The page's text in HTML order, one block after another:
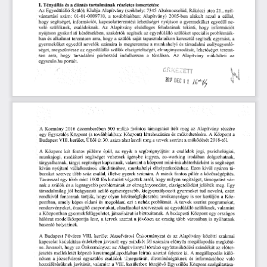
I.   Tényállás
  és
  a döntés
tartalmának
  részletes
  ismertetése
Az
  Egyedülálló
  Szülők
  Klubja
Alapítvány
  (székhely:
  7345
  Alsómocsolád,
  Rákóczi
  utca
  21.,
  nyil-
vántartási
  szám:
  01-01-0009710,
   a
  továbbiakban:
  Alapítvány)
  2005-ben
  alakult
  azzal
  a
  céllal,
hogy
  segítséget,
  információt,
  kapcsolatteremtési
  lehetőséget
  nyújtson
  a  gyermeküket
  egyedül
  ne-
velő
   szülőknek,
   családoknak.
  Az
  Alapítvány
   elsődleges
   feladatának
  tekinti,
  hogy
   információt
nyújtson
  gyakorlati
  kérdésekben,
  szakértők
  segítsék
  az
egyedülálló
  szülőket
  speciális
  problémáik-
ban
  és
  alkalmat
  teremtsen
  arra,
  hogy
  a  szülők
  saját
  tapasztalataikon
  keresztül
  segítsék
  egymást,
  a
gyermeküket
  egyedül
  nevelők
  számára
  is
  megteremtse
  a  munkahelyi
  és
  társadalmi
  esélyegyenlő-
séget,
  megszüntesse
  az
  egyedülálló
  szülők
  elszigeteltségét,
  elmagányosodását,
  lehetőséget
  teremt-
sen
   arra,
   hogy
   társadalmi
   párbeszéd
   indulhasson
   a
   témában.
   Az
   Alapítvány
   működteti
   az
egyszulo.hu
  portált.
A  Kormány
  2016
  decemberében
  500
  millió
  forintos
  támogatást
  ítélt
  meg
  az
  Alapítvány
  részére
egy
  Egyszülős
  Központ
  (a
  továbbiakban:
  Központ)
  létrehozására
  és
  működtetésére.
  A
  Központ
  a
Budapest
  VIII.
kerület, Üllői
  út
30.
  szám
  alatt
kezdi meg
  a tervek
  szerint
  a működését
  2018-tól.
A  Központ
  két
  fontos
  pillérre
  épül,
  az
  egyik
  a
  segítségnyújtás:
  a
  családok
  jogi,
   pszichológiai,
munkajogi,
  mediátori
   segítséget
  vehetnek
  igénybe
  ingyen,
  co-working
  irodában
   dolgozhatnak,
tárgyalhatnak,
  tárgyi
  segítséget
  kaphatnak,
  valamint
  a központ
  mini-inkubátorházként
  is
  segítséget
kíván
  nyújtani
  vállalkozások
  elindításához,
  munkahelyi
  elhelyezkedéshez.
  Ezen
  kívül
  nyáron
  tá-
borokat
  szervez
  több
  száz
  család,
  illetve
  gyerek
  számára.
  A
  másik
  fontos
pillér
  a  közösségépítés.
Tavasszal
  egy
  több
  mint
  1000
fős kutatást
  végeztek
  arról,
hogy
  milyen
  segítséget,
  támogatást
  vár-
nak
  a  szülők
  és
  a  legnagyobb
  problémának
  az
  elmagányosodást,
  elszigetelődést
  jelölték
  meg.
  Egy
társadalmilag
  jól
  beágyazott
  szülő
  egészségesebb,
  kiegyensúlyozott
  gyermeket
  tud
  nevelni,
  ezért
rendkívül
  fontosnak
  tartják,
  hogy
  olyan
  közösségfejlesztési
  tevékenységre
  is
  sor
  kerüljön
  a  Köz-
pontban,
  amely
  képes
  oldani
  és
  megoldani
  ezt
  a  nehéz
  problémát.
  A
  tervek
  szerint
  programokat,
rendezvényeket,
  önsegítő
  csoportokat,
  előadásokat
  szerveznek
  az
  egyedülálló
  szülőknek,
  valamint
a  Központban
  gyermekfelügyeletet,
játszóházat
  is
biztosítanak.
  A
  budapesti
  Központ
  egy
  országos
hálózat
  modellközpontja
  lesz,
  a  tervek
  szerint
  a jövőben
  az
  ország
  több
  városában
  is
  nyílhatnak
hasonló
  helyszínek.
A  Budapest
  Főváros
  VIII.
  kerület
  Józsefvárosi
  Önkormányzat
  és
  az
  Alapítvány
  közötti
  szakmai
kapcsolat
  kialakítása
  érdekében
javasolt
  egy
  mindkét
  fél
számára
  előnyös
  megállapodás
  megköté-
se. Javasolt,
  hogy
  az
Önkormányzat
  az
Alapítvánnyal
  történő
  együttműködési
  szándékát
  az
  előter-
jesztés
  mellékletét
  képező
  keretmegállapodásban
  leírtak
  szerint
  fejezze
ki.
  A
  megállapodás
  külö-
nösen
   a
  józsefvárosi
  egyszülős
  családok
  támogatását,
  életminőségüknek
   és
  információhoz
  való
hozzáférésüknek javítását,
  valamint
  a  VIII.
  kerületben
  létrejövő
Egyszülős
  Központ
  szolgáltatása-